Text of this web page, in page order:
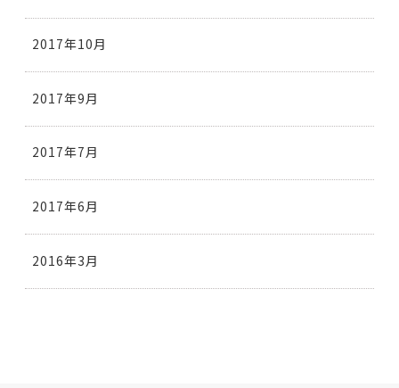
2017年10月
2017年9月
2017年7月
2017年6月
2016年3月